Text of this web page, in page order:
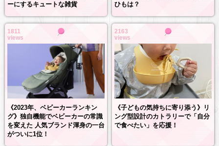
ーにするキュートな雑貨
ひもは？
1811
views
《2023年、ベビーカーランキン
グ》独自機能でベビーカーの常識
を変えた 人気ブランド渾身の一台
がついに1位！
2163
views
《子どもの気持ちに寄り添う》リ
ング型設計のカトラリーで「自分
で食べたい」を応援！